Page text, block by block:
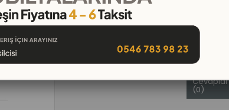
Telefonla Favorilere İstek Listeme
Sorular (0)
Cevaplar
(0)